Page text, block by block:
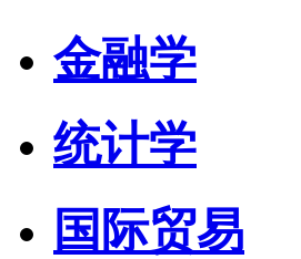
金融学
统计学
国际贸易